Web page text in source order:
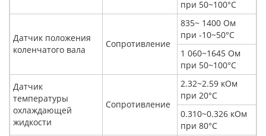
при 50~100°С
Датчик положения
коленчатого вала
Сопротивление
835~ 1400 Ом
при -10~50°С
1 060~1645 Ом
при 50~100°С
Датчик
температуры
охлаждающей
жидкости
Сопротивление
2.32~2.59 кОм
при 20°С
0.310~0.326 кОм
при 80°С